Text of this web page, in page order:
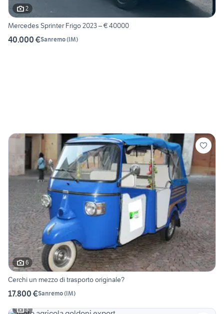
2
Mercedes Sprinter Frigo 2023 – € 40000
40.000 €Sanremo(IM)
6
Cerchi un mezzo di trasporto originale?
17.800 €Sanremo(IM)
3